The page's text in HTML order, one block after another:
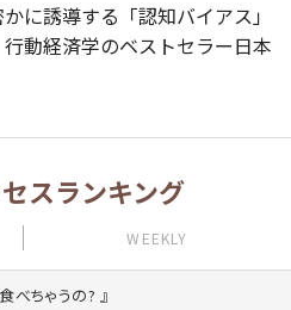
に誘導する「認知バイアス」
動経済学のベストセラー日本
スランキング
WEEKLY
べちゃうの?